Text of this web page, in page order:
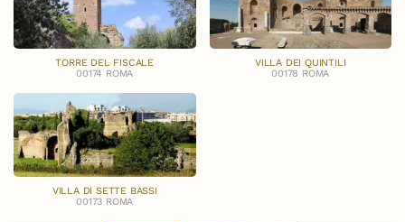
TORRE DEL FISCALE
00174 ROMA
VILLA DEI QUINTILI
00178 ROMA
VILLA DI SETTE BASSI
00173 ROMA